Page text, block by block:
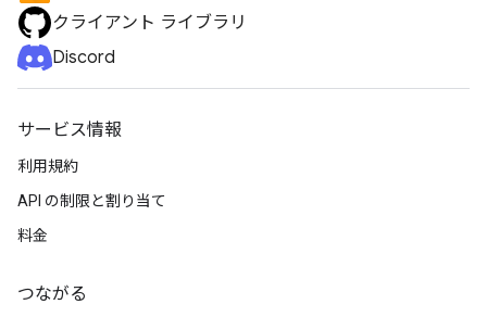
クライアント ライブラリ
Discord
サービス情報
利用規約
API の制限と割り当て
料金
つながる